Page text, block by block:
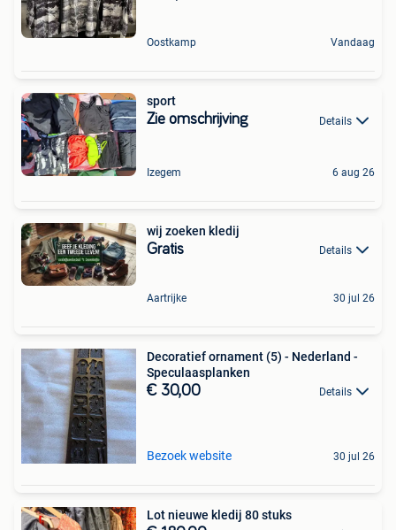
Oostkamp Vandaag
sport
Zie omschrijving Details
Izegem 6 aug 26
wij zoeken kledij
Gratis Details
Aartrijke 30 jul 26
Decoratief ornament (5) - Nederland -
Speculaasplanken
€ 30,00 Details
Bezoek website 30 jul 26
Lot nieuwe kledij 80 stuks